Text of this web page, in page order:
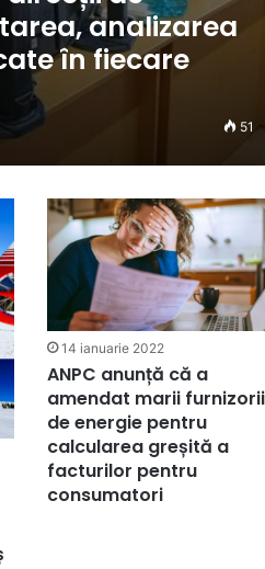
analizarea
în fiecare
51
14 ianuarie 2022
ANPC anunță că a
amendat marii furnizorii
de energie pentru
calcularea greșită a
facturilor pentru
consumatori